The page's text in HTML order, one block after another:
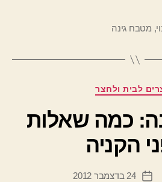
, מטבח גינה
קטגוריות
לבית ולחצר
כמה שאלות
הקניה
תאריך
24 בדצמבר 2012